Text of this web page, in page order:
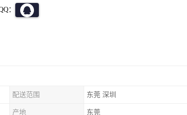
：
配送范围 东莞 深圳
产地 东莞